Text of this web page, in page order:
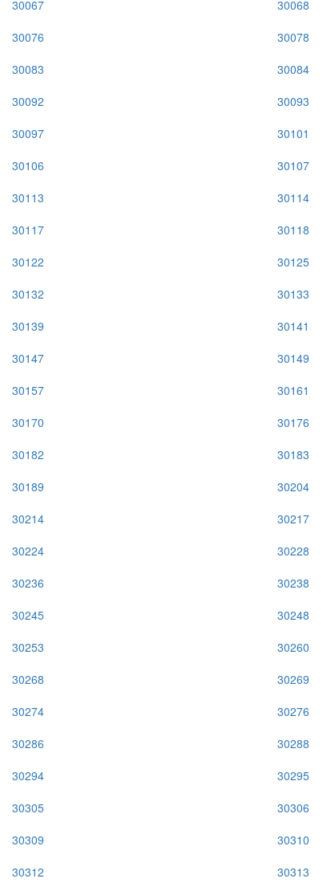
30067
30068
30076
30078
30083
30084
30092
30093
30097
30101
30106
30107
30113
30114
30117
30118
30122
30125
30132
30133
30139
30141
30147
30149
30157
30161
30170
30176
30182
30183
30189
30204
30214
30217
30224
30228
30236
30238
30245
30248
30253
30260
30268
30269
30274
30276
30286
30288
30294
30295
30305
30306
30309
30310
30312
30313